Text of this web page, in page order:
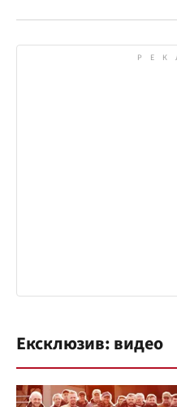
Ексклюзив: видео